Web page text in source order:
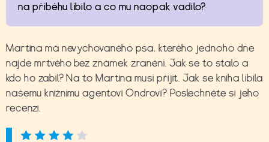
na příběhu líbilo a co mu naopak vadilo?
Martina má nevychovaného psa, kterého jednoho dne
najde mrtvého bez známek zranění. Jak se to stalo a
kdo ho zabil? Na to Martina musí přijít. Jak se kniha líbila
našemu knižnímu agentovi Ondrovi? Poslechněte si jeho
recenzi.